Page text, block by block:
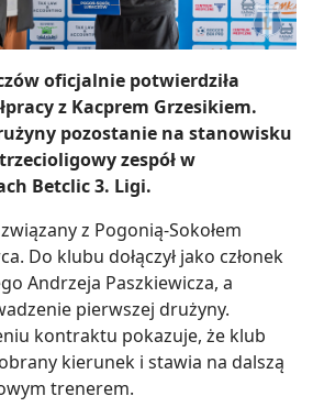
oficjalnie potwierdziła
z Kacprem Grzesikiem.
pozostanie na stanowisku
zespół w
Betclic 3. Ligi.
z Pogonią-Sokołem
Do klubu dołączył jako członek
Andrzeja Paszkiewicza, a
pierwszej drużyny.
kontraktu pokazuje, że klub
kierunek i stawia na dalszą
trenerem.